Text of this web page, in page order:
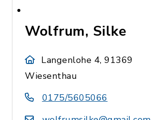
Wolfrum, Silke
Langenlohe 4, 91369
Wiesenthau
0175/5605066